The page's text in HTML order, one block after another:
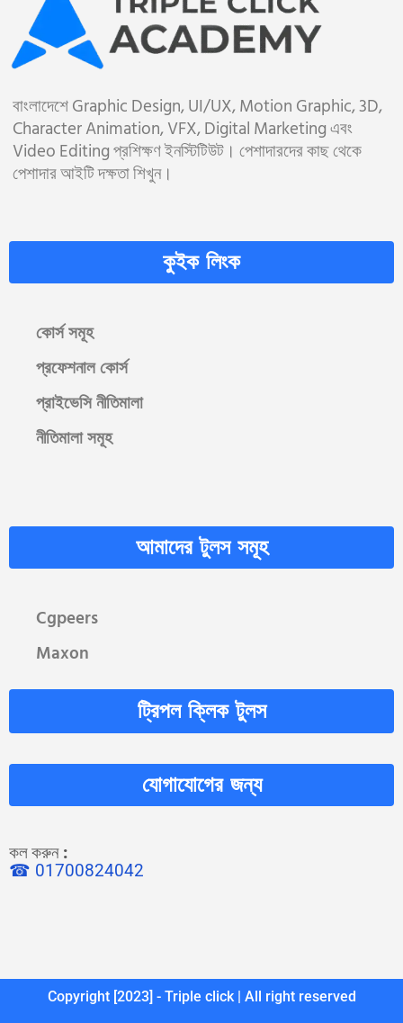
বাংলাদেশে Graphic Design, UI/UX, Motion Graphic, 3D,
Character Animation, VFX, Digital Marketing এবং
Video Editing প্রশিক্ষণ ইনস্টিটিউট। পেশাদারদের কাছ থেকে
পেশাদার আইটি দক্ষতা শিখুন।
কুইক লিংক
কোর্স সমূহ
প্রফেশনাল কোর্স
প্রাইভেসি নীতিমালা
নীতিমালা সমূহ
আমাদের টুলস সমূহ
Cgpeers
Maxon
ট্রিপল ক্লিক টুলস
যোগাযোগের জন্য
কল করুন:
☎ 01700824042
Copyright [2023] - Triple click | All right reserved